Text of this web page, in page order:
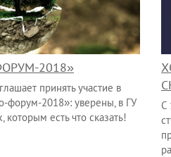
2018»
принять участие в
форум-2018»: уверены, в ГУ
есть что сказать!
С